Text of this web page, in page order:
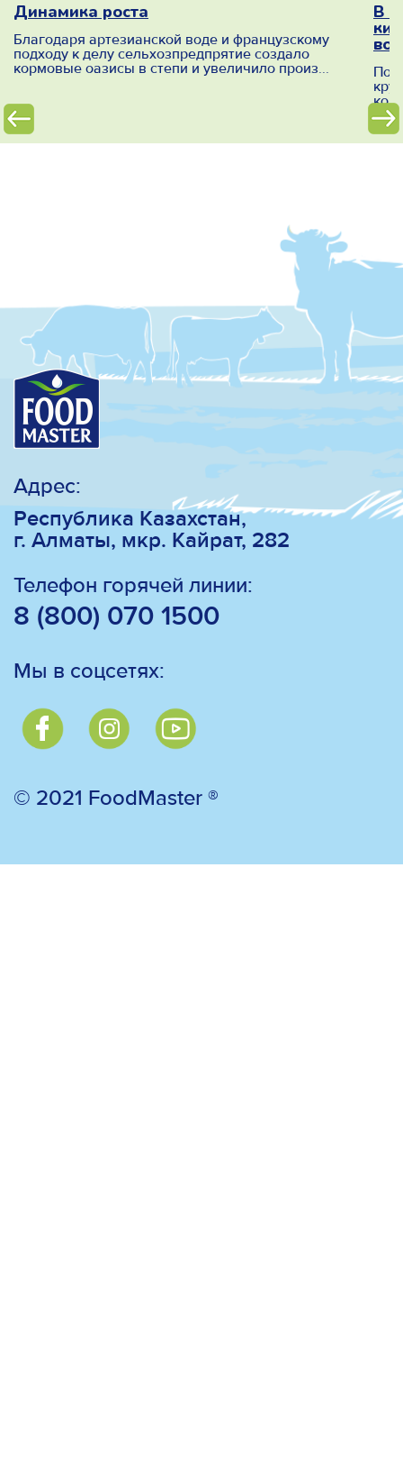
Динамика роста
Благодаря артезианской воде и французскому
подходу к делу сельхозпредпрятие создало
кормовые оазисы в степи и увеличило произ...
В
Адрес:
Республика Казахстан,
г. Алматы, мкр. Кайрат, 282
Телефон горячей линии:
8 (800) 070 1500
Мы в соцсетях:
© 2021 FoodMaster ®